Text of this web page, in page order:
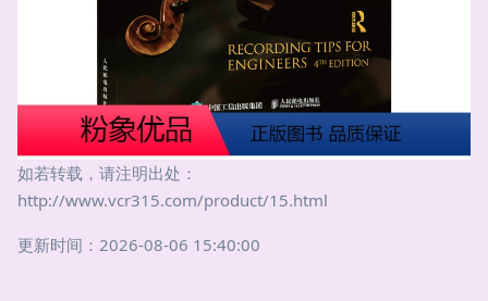
如若转载，请注明出处：
http://www.vcr315.com/product/15.html
更新时间：2026-08-06 15:40:00